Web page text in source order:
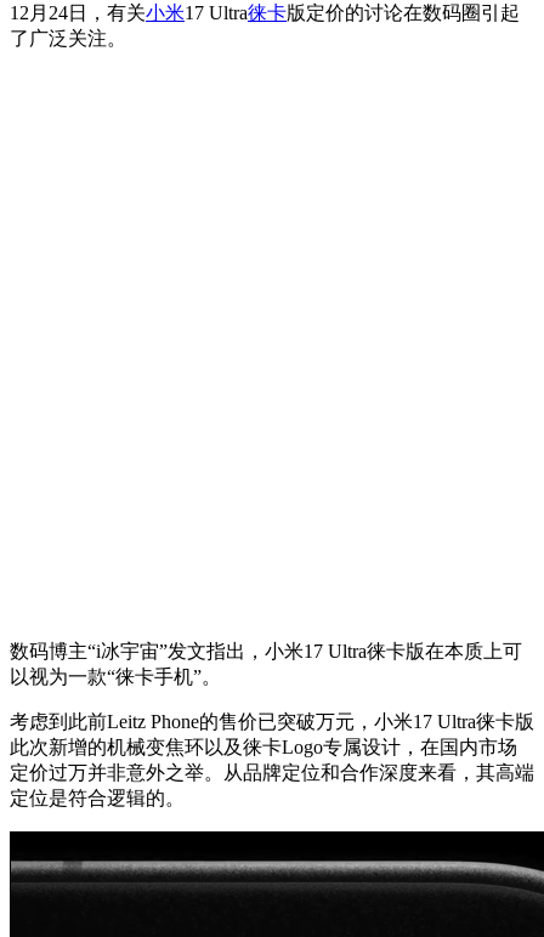
12月24日，有关小米17 Ultra徕卡版定价的讨论在数码圈引起
了广泛关注。
数码博主“i冰宇宙”发文指出，小米17 Ultra徕卡版在本质上可
以视为一款“徕卡手机”。
考虑到此前Leitz Phone的售价已突破万元，小米17 Ultra徕卡版
此次新增的机械变焦环以及徕卡Logo专属设计，在国内市场
定价过万并非意外之举。从品牌定位和合作深度来看，其高端
定位是符合逻辑的。